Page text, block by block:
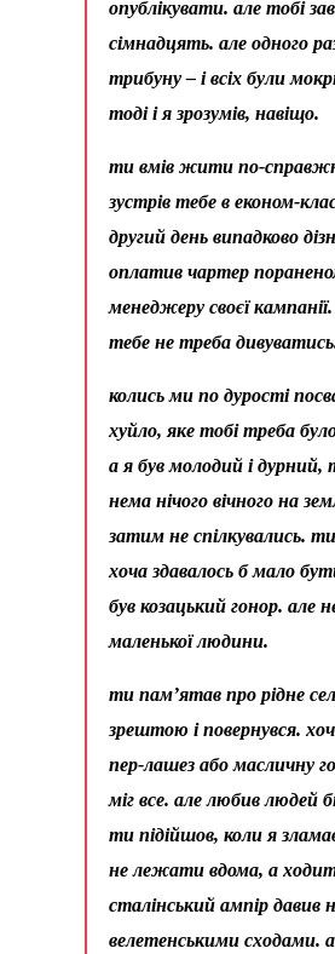
опублікувати. але тобі
сімнадцять. але одного
трибуну – і всіх були
тоді і я зрозумів, навіщо.
ти вмів жити по-
зустрів тебе в економ-
другий день випадково
оплатив чартер
менеджеру своєї кампанії.
тебе не треба
колись ми по дурості
хуйло, яке тобі треба
а я був молодий і
нема нічого вічного на
затим не спілкувались.
хоча здавалось б мало
був козацький гонор. але
маленької людини.
ти пам’ятав про рідне
зрештою і повернувся.
пер-лашез або масличну
міг все. але любив людей
ти підійшов, коли я
не лежати вдома, а
сталінський ампір давив
велетенськими сходами. а